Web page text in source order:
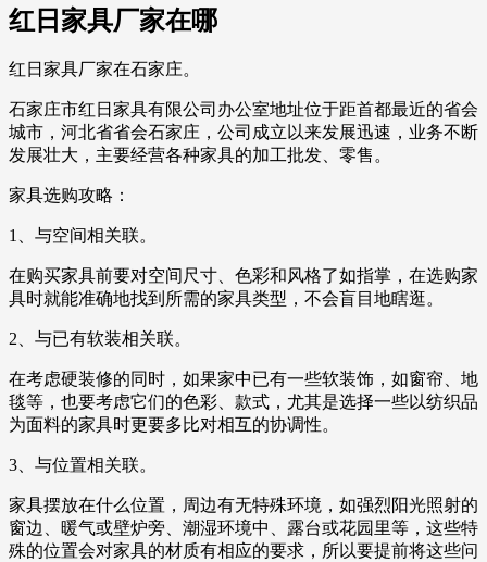
红日家具厂家在哪
红日家具厂家在石家庄。
石家庄市红日家具有限公司办公室地址位于距首都最近的省会
城市，河北省省会石家庄，公司成立以来发展迅速，业务不断
发展壮大，主要经营各种家具的加工批发、零售。
家具选购攻略：
1、与空间相关联。
在购买家具前要对空间尺寸、色彩和风格了如指掌，在选购家
具时就能准确地找到所需的家具类型，不会盲目地瞎逛。
2、与已有软装相关联。
在考虑硬装修的同时，如果家中已有一些软装饰，如窗帘、地
毯等，也要考虑它们的色彩、款式，尤其是选择一些以纺织品
为面料的家具时更要多比对相互的协调性。
3、与位置相关联。
家具摆放在什么位置，周边有无特殊环境，如强烈阳光照射的
窗边、暖气或壁炉旁、潮湿环境中、露台或花园里等，这些特
殊的位置会对家具的材质有相应的要求，所以要提前将这些问